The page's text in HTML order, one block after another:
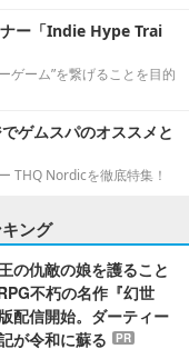
ー「Indie Hype Trai
ゲーム”を繋げることを目的
ゲムスパのオススメと
THQ Nordicを徹底特集！
ング
の仇敵の娘を護ること
不朽の名作『幻世
配信開始。ダーティー
が令和に蘇る
PR